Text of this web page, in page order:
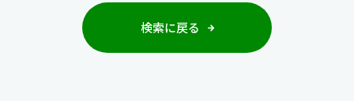
検索に戻る